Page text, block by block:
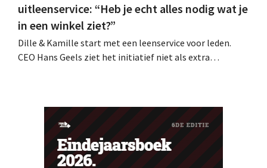
uitleenservice: “Heb je echt alles nodig wat je
in een winkel ziet?”
Dille & Kamille start met een leenservice voor leden.
CEO Hans Geels ziet het initiatief niet als extra